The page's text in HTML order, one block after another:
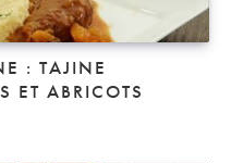
: TAJINE
ET ABRICOTS